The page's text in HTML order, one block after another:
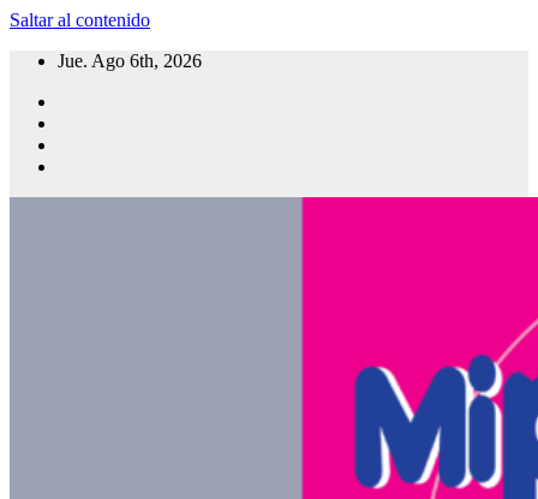
Saltar al contenido
Jue. Ago 6th, 2026